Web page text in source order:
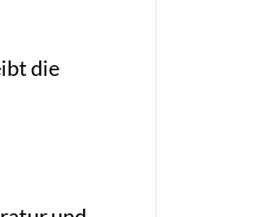
die